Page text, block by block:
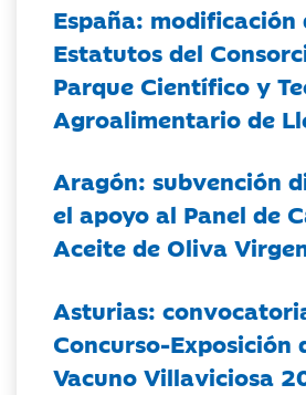
España: modificación
Estatutos del
Parque Científico y
Agroalimentario de
Aragón: subvención
el apoyo al Panel de
Aceite de Oliva
Asturias:
Concurso-Exposición
Vacuno Villaviciosa